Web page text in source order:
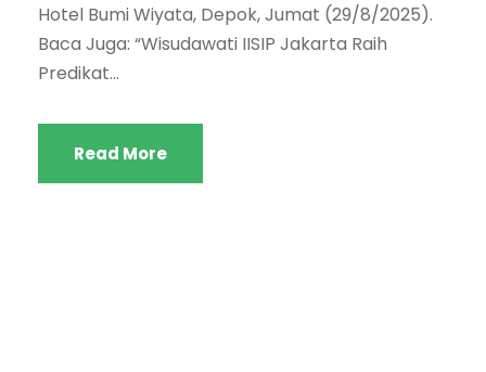
Hotel Bumi Wiyata, Depok, Jumat (29/8/2025).
Baca Juga: “Wisudawati IISIP Jakarta Raih
Predikat...
Read More